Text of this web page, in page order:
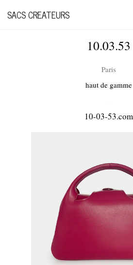
SACS CREATEURS
10.03.53
Paris
haut de gamme
.
10-03-53.com